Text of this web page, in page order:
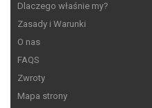
Dlaczego właśnie my?
Zasady i Warunki
O nas
FAQS
Zwroty
Mapa strony